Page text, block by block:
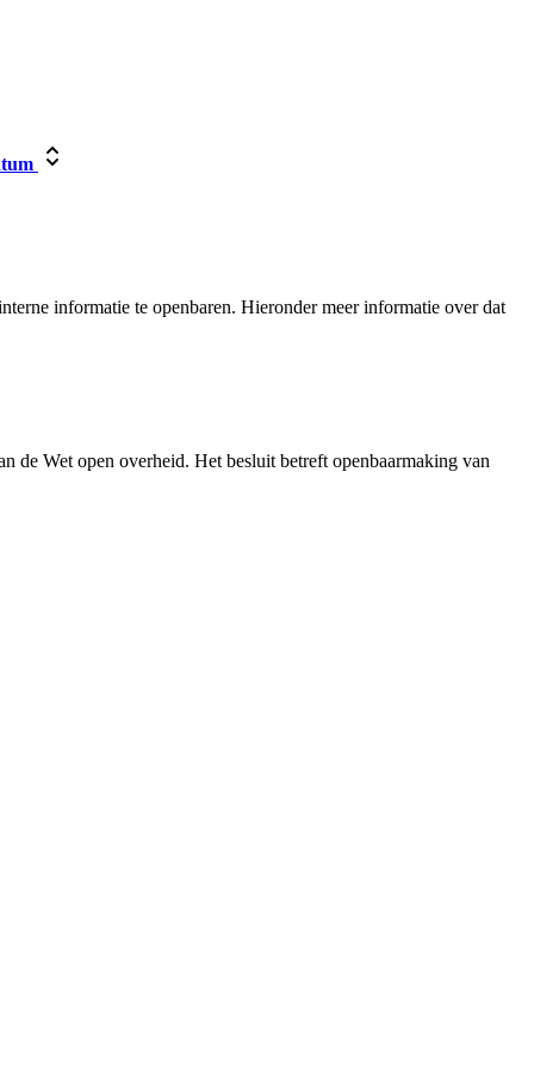
informatie te openbaren. Hieronder meer informatie over dat
de Wet open overheid. Het besluit betreft openbaarmaking van